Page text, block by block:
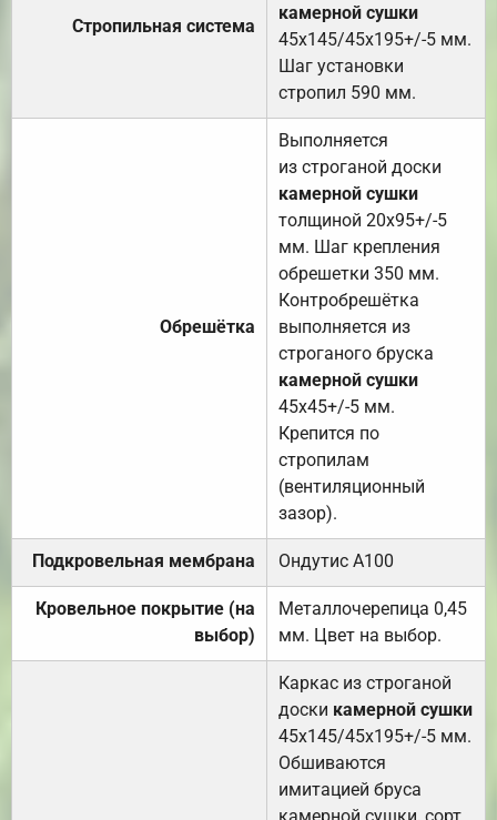
Стропильная система
камерной сушки
45х145/45х195+/-5 мм.
Шаг установки
стропил 590 мм.
Обрешётка
Выполняется
из строганой доски
камерной сушки
толщиной 20х95+/-5
мм. Шаг крепления
обрешетки 350 мм.
Контробрешётка
выполняется из
строганого бруска
камерной сушки
45х45+/-5 мм.
Крепится по
стропилам
(вентиляционный
зазор).
Подкровельная мембрана Ондутис А100
Кровельное покрытие (на
выбор)
Металлочерепица 0,45
мм. Цвет на выбор.
Каркас из строганой
доски камерной сушки
45х145/45х195+/-5 мм.
Обшиваются
имитацией бруса